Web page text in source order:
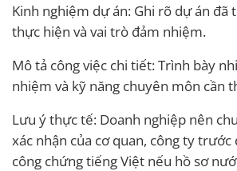
Kinh nghiệm dự án: Ghi rõ dự án đã
thực hiện và vai trò đảm nhiệm.
Mô tả công việc chi tiết: Trình bày
nhiệm và kỹ năng chuyên môn cần
Lưu ý thực tế: Doanh nghiệp nên
xác nhận của cơ quan, công ty trước
công chứng tiếng Việt nếu hồ sơ